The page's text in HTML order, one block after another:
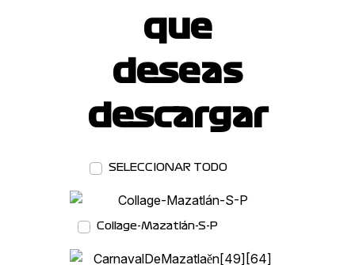
que
deseas
descargar
SELECCIONAR TODO
DESCARGAR
Collage-Mazatlán-S-P
DESCARGAR